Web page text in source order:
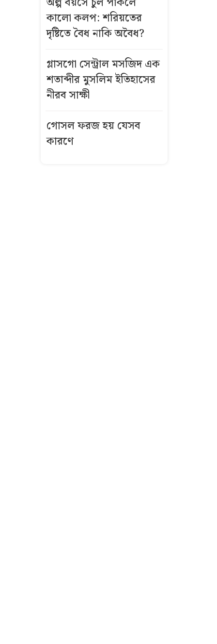
বিস্ফোরণে একই
পরিবারের
শিশুসহ ৩ জন
গ্রিসে দুই
শতাধিক
বাংলাদেশি
কালো কলপ: শরিয়তের
দৃষ্টিতে বৈধ নাকি অবৈধ?
গ্লাসগো সেন্ট্রাল মসজিদ এক
শতাব্দীর মুসলিম ইতিহাসের
নীরব সাক্ষী
গোসল ফরজ হয় যেসব
কারণে